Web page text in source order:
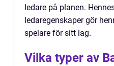
ledare på planen.
ledaregenskaper gör
spelare för sitt lag.
Vilka typer av